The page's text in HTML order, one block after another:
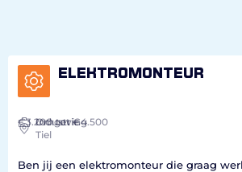
Elektromonteur
Industrie
Omgeving
Tiel
€3.200 tot €4.500
Ben jij een elektromonteur die graag